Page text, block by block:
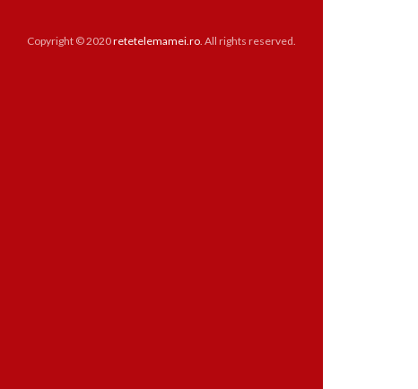
Copyright © 2020retetelemamei.ro. All rights reserved.